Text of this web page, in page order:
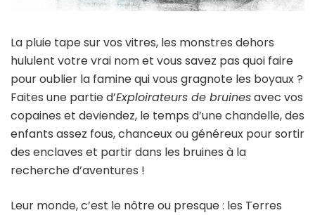
La pluie tape sur vos vitres, les monstres dehors
hululent votre vrai nom et vous savez pas quoi faire
pour oublier la famine qui vous gragnote les boyaux ?
Faites une partie d’Exploirateurs de bruinesavec vos
copaines et deviendez, le temps d’une chandelle, des
enfants assez fous, chanceux ou généreux pour sortir
des enclaves et partir dans les bruines à la
recherche d’aventures !
Leur monde, c’est le nôtre ou presque : les Terres